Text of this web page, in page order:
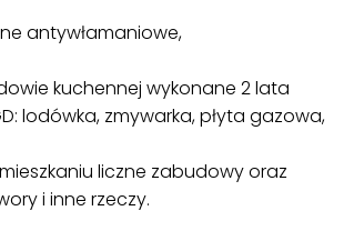
antywłamaniowe,
kuchennej wykonane 2 lata
lodówka, zmywarka, płyta gazowa,
liczne zabudowy oraz
i inne rzeczy.